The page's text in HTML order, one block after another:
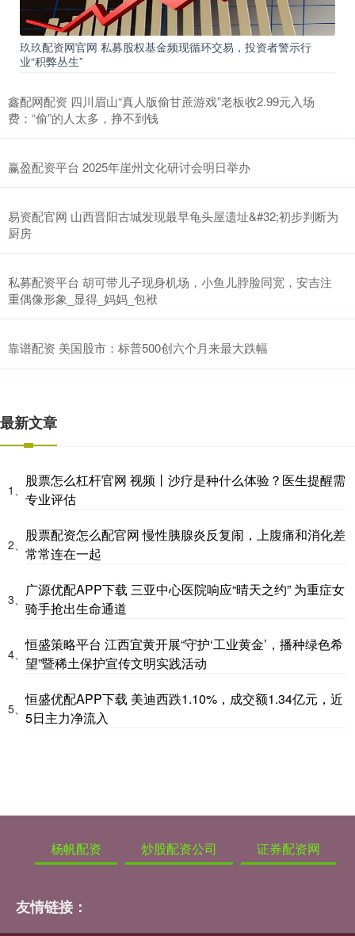
玖玖配资网官网 私募股权基金频现循环交易，投资者警示行
业“积弊丛生”
鑫配网配资 四川眉山“真人版偷甘蔗游戏”老板收2.99元入场
费：“偷”的人太多，挣不到钱
赢盈配资平台 2025年崖州文化研讨会明日举办
易资配官网 山西晋阳古城发现最早龟头屋遗址&#32;初步判断为
厨房
私募配资平台 胡可带儿子现身机场，小鱼儿脖脸同宽，安吉注
重偶像形象_显得_妈妈_包袱
靠谱配资 美国股市：标普500创六个月来最大跌幅
最新文章
1、
股票怎么杠杆官网 视频丨沙疗是种什么体验？医生提醒需
专业评估
2、
股票配资怎么配官网 慢性胰腺炎反复闹，上腹痛和消化差
常常连在一起
3、
广源优配APP下载 三亚中心医院响应“晴天之约” 为重症女
骑手抢出生命通道
4、
恒盛策略平台 江西宜黄开展“守护‘工业黄金’，播种绿色希
望”暨稀土保护宣传文明实践活动
5、
恒盛优配APP下载 美迪西跌1.10%，成交额1.34亿元，近
5日主力净流入
杨帆配资 炒股配资公司 证券配资网
友情链接：